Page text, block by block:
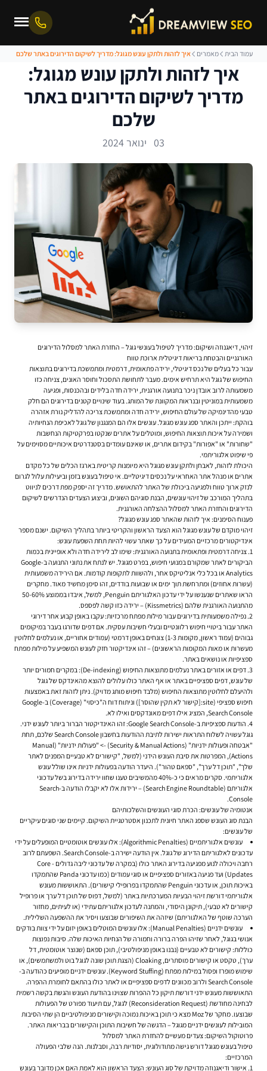
עמוד הבית מאמרים איך לזהות ולתקן עונש מגוגל: מדריך לשיקום הדירוגים באתר שלכם
איך לזהות ולתקן עונש מגוגל:
מדריך לשיקום הדירוגים באתר
שלכם
03 ינואר 2024
זיהוי, דיאגנוזה ושיקום: מדריך לטיפול בעונשי גוגל – החזרת האתר למסלול הדירוגים
האורגניים והבטחת בריאות דיגיטלית ארוכת טווח
עבור כל בעלים של נכס דיגיטלי, ירידה פתאומית, דרמטית ומתמשכת בדירוגים בתוצאות
החיפוש של גוגל היא תרחיש אימים. מעבר לתחושת התסכול וחוסר האונים, צניחה כזו
משמעותה לרוב אובדן ניכר בתנועה אורגנית, ירידה חדה בלידים ובהכנסות, ופגיעה
משמעותית במוניטין ובנראות המקוונת של המותג. בעוד שינויים קטנים בדירוגים הם חלק
טבעי מהדינמיקה של עולם החיפוש, ירידה חדה ומתמשכת צריכה להדליק נורת אזהרה
בוהקת: ייתכן והאתר ספג עונש מגוגל. עונשים אלו הם המנגנון של גוגל לאכיפת הנחיותיה
ושמירה על איכות תוצאות החיפוש, ומוטלים על אתרים שנקטו בפרקטיקות הנחשבות
"שחורות" או "אפורות" בקידום אתרים, או שאינם עומדים בסטנדרטים איכותיים מסוימים על
פי שיפוט אלגוריתמי.
היכולת לזהות, לאבחן ולתקן עונש מגוגל היא מיומנות קריטית בארגז הכלים של כל מקדם
אתרים או מנהל אתר האחראי על נכסים דיגיטליים. אי טיפול בעונש בזמן וביעילות עלול לגרום
לנזק ארוך טווח ולפגיעה ביכולת של האתר להתאושש. מדריך זה יספק מפת דרכים לניווט
בתהליך המורכב של זיהוי עונשים, הבנת סוגיהם השונים, וביצוע הצעדים הנדרשים לשיקום
הדירוגים והחזרת האתר למסלול ההצלחה האורגנית.
פענוח הסימנים: איך לזהות שהאתר ספג עונש מגוגל?
זיהוי מוקדם של עונש מגוגל הוא הצעד הראשון והקריטי ביותר בתהליך השיקום. ישנם מספר
אינדיקטורים מרכזיים המעידים על כך שאתר עשוי להיות תחת השפעת עונש:
צניחה דרמטית ופתאומית בתנועה האורגנית: שימו לב לירידה חדה ולא אופיינית בכמות
הביקורים לאתר שמקורם במנועי חיפוש, בפרט מגוגל. יש לנתח את נתוני התנועה ב-Google
Analytics או בכל כלי אנליטיקס אחר, ולהשוות לתקופות קודמות. אם הירידה משמעותית
(עשרות אחוזים) ומתרחשת תוך ימים או שבועות בודדים, זהו סימן מחשיד מאוד. מחקרים
הראו שאתרים שנענשו על ידי עדכון האלגוריתם Penguin, למשל, איבדו בממוצע 50-60%
מהתנועה האורגנית שלהם (Kissmetrics) – ירידה כזו קשה לפספס.
נפילה משמעותית בדירוגים עבור מילות מפתח מרכזיות:עקבו באופן קבוע אחר דירוגי
האתר עבור ביטויי חיפוש רלוונטיים ובעלי חשיבות עסקית. אם דפים שדורגו בעבר במיקומים
גבוהים (עמוד ראשון, מקומות 1-3) צונחים באופן דרמטי (עמודים אחוריים, או נעלמים לחלוטין
מעשרות או מאות המקומות הראשונים) – זהו אינדיקטור חזק לעונש המשפיע על מילות מפתח
ספציפיות או נושאים באתר.
דפים או אזורים באתר נעלמים מתוצאות החיפוש (De-indexing):
במקרים חמורים יותר
של עונש, דפים ספציפיים באתר או אף האתר כולו עלולים להוצא מהאינדקס של גוגל
ולהיעלם לחלוטין מתוצאות החיפוש (מלבד חיפוש מותג מדויק). ניתן לזהות זאת באמצעות
חיפוש ספציפי (site:[קישור לא תקין שהוסר]) וניתוח דוח ה"כיסוי" (Coverage) ב-Google
Search Console, המציג אילו דפים מאונדקסים ואילו לא.
הודעות ספציפיות ב-Google Search Console:
זהו האינדיקטור הברור ביותר לעונש ידני.
גוגל עשויה לשלוח התראות ישירות לתיבת ההודעות בחשבון Search Console שלכם, תחת
"אבטחה ופעולות ידניות" (Security & Manual Actions) -> "פעולות ידניות" (Manual
Actions), המפרטות את סיבת העונש הידני (למשל, "קישורים לא טבעיים המפנים לאתר
שלך", "תוכן דל ערך", "ספאם טהור"). היעדר הודעה בפעולות ידניות אינו שולל עונש
אלגוריתמי. סקרים מראים כי כ-40% מהמשיבים טענו שחוו ירידה בדירוג בשל עדכוני
אלגוריתם (Search Engine Roundtable) – ירידות אלו לא יקבלו הודעה ב-Search
Console.
אנטומיה של עונשים: הכרת סוגי העונשים והשלכותיהם
הבנת סוג העונש שספג האתר חיונית לתכנון אסטרטגיית השיקום. קיימים שני סוגים עיקריים
של עונשים:
עונשים אלגוריתמיים (Algorithmic Penalties):
אלו עונשים אוטומטיים המופעלים על ידי
עדכונים לאלגוריתם הדירוג של גוגל. אין הודעה ישירה ב-Search Console. השפעתם לרוב
רחבה ויכולה לנוע מפגיעה בדירוג האתר כולו (במקרה של עדכוני ליבה גדולים - Core
Updates) ועד פגיעה באזורים ספציפיים או סוגי עמודים (כמו עדכוני Panda שהתמקדו
באיכות תוכן, או עדכוני Penguin שהתמקדו בפרופילי קישורים). התאוששות מעונש
אלגוריתמי דורשת זיהוי הבעיות המערכתיות באתר (למשל, דפוס של תוכן דל ערך או פרופיל
קישורים לא טבעי), תיקונן היסודי, והמתנה לעדכון אלגוריתם עתידי (או לעיתים, מחזור
הערכה שוטף של האלגוריתם) שיזהה את השיפורים שבוצעו ויסיר את ההשפעה השלילית.
עונשים ידניים (Manual Penalties):
אלו עונשים המוטלים באופן יזום על ידי צוות בודקים
אנושי בגוגל, לאחר שזיהו הפרה ברורה וחמורה של הנחיות האיכות שלה. סיבות נפוצות
כוללות: קישורים לא טבעיים (נבנו באופן מניפולטיבי), תוכן ספאם (שנוצר אוטומטית, דל
ערך), טקסט או קישורים מוסתרים, Cloaking (הצגת תוכן שונה לגוגל בוט ולמשתמשים), או
שימוש מופרז ופסול במילות מפתח (Keyword Stuffing). עונשים ידניים מופיעים כהודעה ב-
Search Console ולרוב מכוונים לדפים ספציפיים או לאתר כולו בהתאם לחומרת ההפרה.
התאוששות מעונש ידני דורשת תיקון כל ההפרות שצוינו בהודעת העונש והגשת בקשה רשמית
לבחינה מחודשת (Reconsideration Request) לגוגל, עם תיעוד מפורט של הפעולות
שבוצעו. מחקר של Moz מצא כי תוכן באיכות נמוכה וקישורים מניפולטיביים הן שתי הסיבות
המובילות לעונשים ידניים מגוגל – הדגשה של חשיבות התוכן והקישורים בבריאות האתר.
פרוטוקול השיקום: צעדים מעשיים להחזרת האתר למסלול
טיפול בעונש מגוגל דורש גישה מתודולוגית, יסודיות רבה, וסבלנות. הנה שלבי הפעולה
המרכזיים:
אישור ודיאגנוזה מדויקת של סוג העונש: הצעד הראשון הוא לאמת האם אכן מדובר בעונש